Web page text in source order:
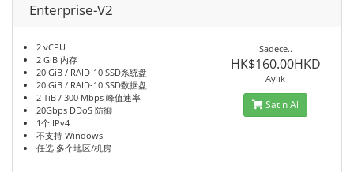
Enterprise-V2
2 vCPU
2 GiB 内存
20 GiB / RAID-10 SSD系统盘
20 GiB / RAID-10 SSD数据盘
2 TiB / 300 Mbps 峰值速率
20Gbps DDoS 防御
1个 IPv4
不支持 Windows
任选 多个地区/机房
Sadece..
HK$160.00HKD
Aylık
Satın Al